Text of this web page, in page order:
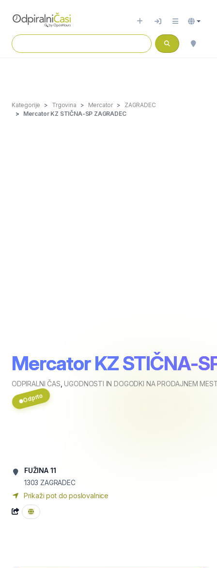
Kategorije Trgovina Mercator
ZAGRADEC
Mercator KZ STIČNA-SP ZAGRADEC
Mercator KZ STIČNA-
ODPIRALNI ČAS ,UGODNOSTI IN DOGODKI NA PRODAJNEM
Odprto
FUŽINA 11
1303 ZAGRADEC
Prikaži pot do poslovalnice